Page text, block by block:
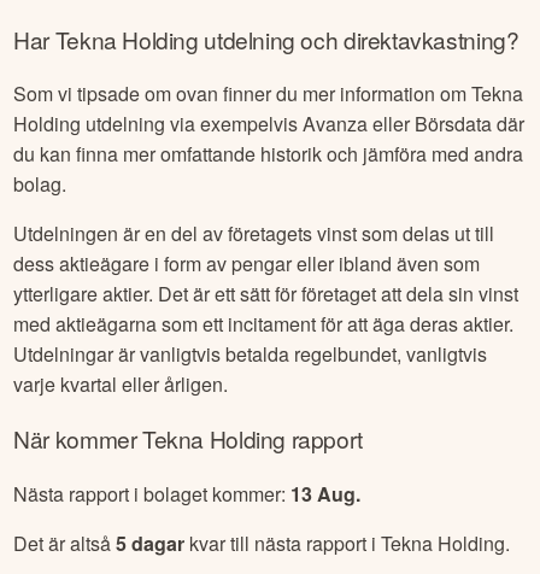
HarTekna Holding utdelning och direktavkastning?
Som vi tipsade om ovan finner du mer information omTekna
Holding utdelning via exempelvis Avanza eller Börsdata där
du kan finna mer omfattande historik och jämföra med andra
bolag.
Utdelningen är en del av företagets vinst som delas ut till
dess aktieägare i form av pengar eller ibland även som
ytterligare aktier. Det är ett sätt för företaget att dela sin vinst
med aktieägarna som ett incitament för att äga deras aktier.
Utdelningar är vanligtvis betalda regelbundet, vanligtvis
varje kvartal eller årligen.
När kommerTekna Holding rapport
Nästa rapport i bolaget kommer: 13 Aug.
Det är altså5dagar kvar till nästa rapport iTekna Holding.